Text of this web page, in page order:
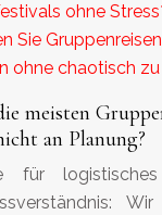
ohne
Sie
ohne chaotisch
meisten
an Planung?
für